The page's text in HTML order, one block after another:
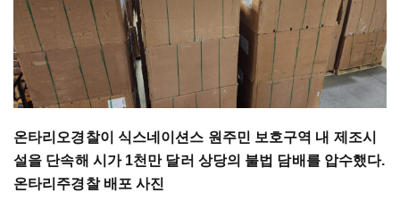
온타리오경찰이 식스네이션스 원주민 보호구역 내 제조시
설을 단속해 시가 1천만 달러 상당의 불법 담배를 압수했다.
온타리주경찰 배포 사진